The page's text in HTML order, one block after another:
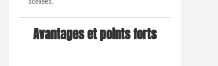
scellées.
Avantages et points forts